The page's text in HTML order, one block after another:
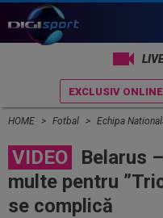
EXCLUSIV ONLINE
HOME Fotbal Echipa
VIDEO
Belarus
multe pentru
se complică